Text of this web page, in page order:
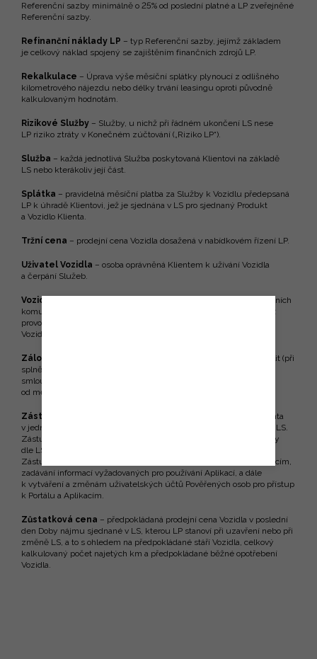
Referenční sazby minimálně o 25% od poslední platné a LP zveřejněné
Referenční sazby.
Refinanční náklady LP – typ Referenční sazby, jejímž základem
je celkový náklad spojený se zajištěním finančních zdrojů LP.
Rekalkulace – Úprava výše měsíční splátky plynoucí z odlišného
kilometrového nájezdu nebo délky trvání leasingu oproti původně
kalkulovaným hodnotám.
Rizikové Služby – Služby, u nichž při řádném ukončení LS nese
LP riziko ztráty v Konečném zúčtování („Riziko LP“).
Služba – každá jednotlivá Služba poskytovaná Klientovi na základě
LS nebo kterákoliv její část.
Splátka – pravidelná měsíční platba za Služby k Vozidlu předepsaná
LP k úhradě Klientovi, jež je sjednána v LS pro sjednaný Produkt
a Vozidlo Klienta.
Tržní cena – prodejní cena Vozidla dosažená v nabídkovém řízení LP.
Uživatel Vozidla – osoba oprávněná Klientem k užívání Vozidla
a čerpání Služeb.
Vozidlo
– silniční vozidlo vyrobené za účelem provozu na pozemních
komunikacích nebo zvláštní vozidlo vyrobené k jiným účelům než
provozu na pozemních komunikacích nebo jiná dopravní technika.
Vozidlo je specifikováno v LS a Kalkulaci.
Záloha na budoucí splátky …
záloha, jejíž výši je možné si zvolit (při
splnění podmínek definovaných LP), a která je splatná po podpisu
smlouvy. Poměrná část této zálohy je každý měsíc odečtena
od měsíční splátky a ta je tak o tuto částku ponížena.
Zástupce Klienta
– fyzická osoba pověřená k zastupování Klienta
v jednání ve věcech smluvních dle LS, jež je Klientem označena v LS.
Zástupce Klienta je oprávněn činit za Klienta veškeré právní úkony
dle LS, s výjimkou právních úkonů směřujících k ukončení LS.
Zástupce Klienta je oprávněn k získání přístupu k Portálu a Aplikacím,
zadávání informací vyžadovaných pro používání Aplikací, a dále
k vytváření a změnám uživatelských účtů Pověřených osob pro přístup
k Portálu a Aplikacím.
Zůstatková cena – předpokládaná prodejní cena Vozidla v poslední
den Doby nájmu sjednané v LS, kterou LP stanoví při uzavření nebo při
změně LS, a to s ohledem na předpokládané stáří Vozidla, celkový
kalkulovaný počet najetých km a předpokládané běžné opotřebení
Vozidla.